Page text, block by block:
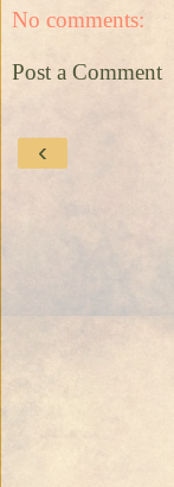
No comments:
Post a Comment
‹